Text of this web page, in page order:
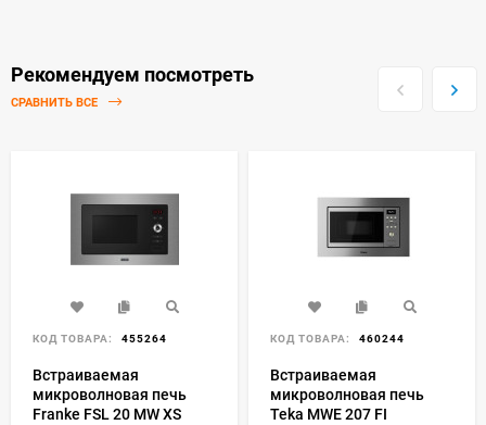
Рекомендуем посмотреть
СРАВНИТЬ ВСЕ
КОД ТОВАРА: 455264
Встраиваемая
микроволновая печь
Franke FSL 20 MW XS
КОД ТОВАРА: 460244
Встраиваемая
микроволновая печь
Teka MWE 207 FI